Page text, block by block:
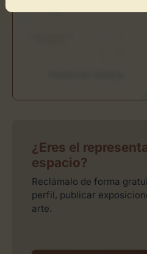
¿Eres el
espacio?
Reclámalo de forma
perfil, publicar
arte.